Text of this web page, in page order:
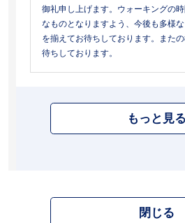
御礼申し上げます。ウォーキングの
なものとなりますよう、今後も多様
を揃えてお待ちしております。また
待ちしております。
もっと見る
閉じる